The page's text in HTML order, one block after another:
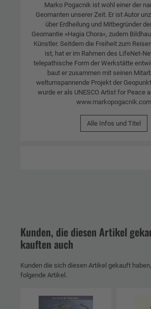
Marko Pogacnik ist wohl einer der
Geomanten unserer Zeit. Er ist Autor
über Erdheilung und Mitbegründer
Geomantie »Hagia Chora«, zudem
Künstler. Seitdem die Freiheit zum
ist, hat er im Rahmen des LifeNet-
telepathische Form der Werkstätte
baut er zusammen mit seinen
weltumspannende Projekt der
wurde er als UNESCO Artist for Peace
www.markopogacnik.com
Alle Infos und Titel
Kunden, die diesen Artikel
kauften auch
Kunden die sich diesen Artikel gekauft
folgende Artikel.